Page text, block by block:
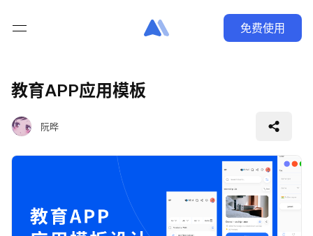
免费使用
教育APP应用模板
阮晔